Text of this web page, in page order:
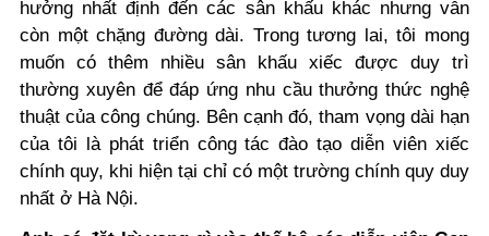
hưởng nhất định đến các sân khấu khác nhưng vẫn
còn một chặng đường dài. Trong tương lai, tôi mong
muốn có thêm nhiều sân khấu xiếc được duy trì
thường xuyên để đáp ứng nhu cầu thưởng thức nghệ
thuật của công chúng. Bên cạnh đó, tham vọng dài hạn
của tôi là phát triển công tác đào tạo diễn viên xiếc
chính quy, khi hiện tại chỉ có một trường chính quy duy
nhất ở Hà Nội.